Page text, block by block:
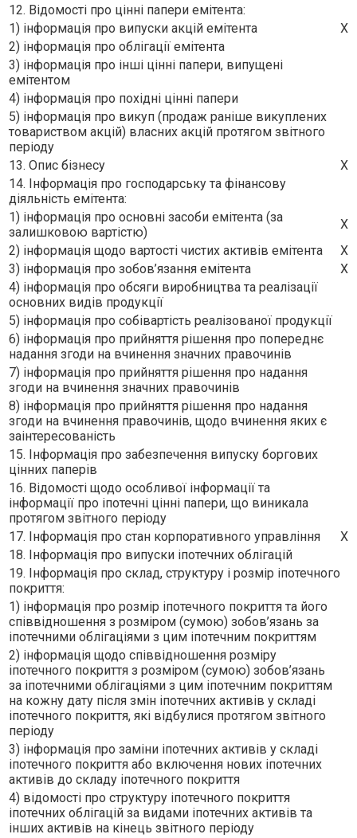
12. Відомості про цінні папери емітента:
1) інформація про випуски акцій емітента
X
2) інформація про облігації емітента
3) інформація про інші цінні папери, випущені
емітентом
4) інформація про похідні цінні папери
5) інформація про викуп (продаж раніше викуплених
товариством акцій) власних акцій протягом звітного
періоду
13. Опис бізнесу
X
14. Інформація про господарську та фінансову
діяльність емітента:
1) інформація про основні засоби емітента (за
залишковою вартістю)
X
2) інформація щодо вартості чистих активів емітента
X
3) інформація про зобов’язання емітента
X
4) інформація про обсяги виробництва та реалізації
основних видів продукції
5) інформація про собівартість реалізованої продукції
6) інформація про прийняття рішення про попереднє
надання згоди на вчинення значних правочинів
7) інформація про прийняття рішення про надання
згоди на вчинення значних правочинів
8) інформація про прийняття рішення про надання
згоди на вчинення правочинів, щодо вчинення яких є
заінтересованість
15. Інформація про забезпечення випуску боргових
цінних паперів
16. Відомості щодо особливої інформації та
інформації про іпотечні цінні папери, що виникала
протягом звітного періоду
17. Інформація про стан корпоративного управління
X
18. Інформація про випуски іпотечних облігацій
19. Інформація про склад, структуру і розмір іпотечного
покриття:
1) інформація про розмір іпотечного покриття та його
співвідношення з розміром (сумою) зобов’язань за
іпотечними облігаціями з цим іпотечним покриттям
2) інформація щодо співвідношення розміру
іпотечного покриття з розміром (сумою) зобов’язань
за іпотечними облігаціями з цим іпотечним покриттям
на кожну дату після змін іпотечних активів у складі
іпотечного покриття, які відбулися протягом звітного
періоду
3) інформація про заміни іпотечних активів у складі
іпотечного покриття або включення нових іпотечних
активів до складу іпотечного покриття
4) відомості про структуру іпотечного покриття
іпотечних облігацій за видами іпотечних активів та
інших активів на кінець звітного періоду